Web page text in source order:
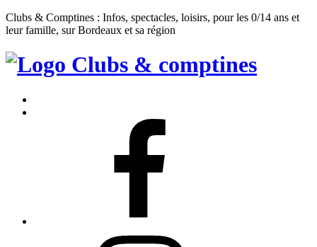
Clubs & Comptines : Infos, spectacles, loisirs, pour les 0/14 ans et
leur famille, sur Bordeaux et sa région
Clubs
Comptines